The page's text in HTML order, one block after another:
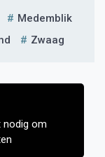
Medemblik
Zwaag
nodig om